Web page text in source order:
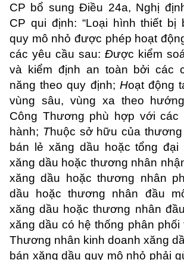
CP bổ sung Điều 24a, Nghị
CP qui định: “Loại hình thiết bị
quy mô nhỏ được phép hoạt
các yêu cầu sau: Được kiểm
và kiểm định an toàn bởi các
năng theo quy định; Hoạt động
vùng sâu, vùng xa theo
Công Thương phù hợp với các
hành; Thuộc sở hữu của
bán lẻ xăng dầu hoặc tổng đại
xăng dầu hoặc thương nhân
xăng dầu hoặc thương nhân
dầu hoặc thương nhân đầu
xăng dầu hoặc thương nhân
xăng dầu có hệ thống phân phối
Thương nhân kinh doanh xăng
bán xăng dầu quy mô nhỏ phải